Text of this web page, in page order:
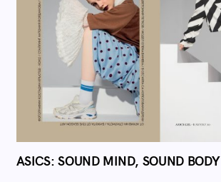
ASICS: SOUND MIND, SOUND BODY